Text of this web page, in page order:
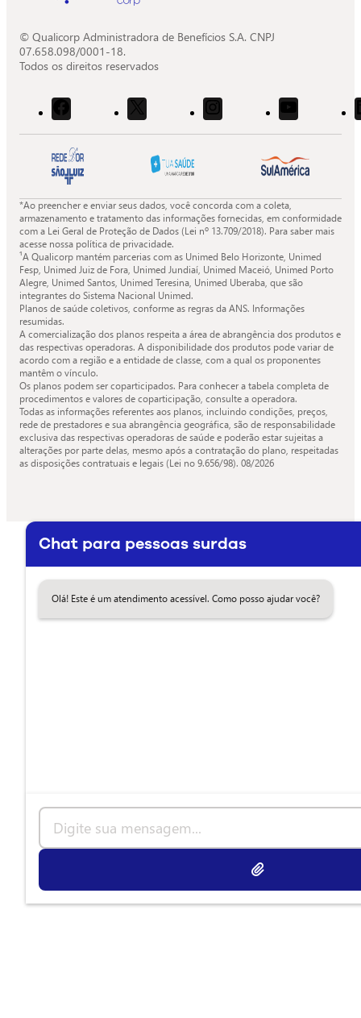
© Qualicorp Administradora de Benefícios S.A. CNPJ
07.658.098/0001-18.
Todos os direitos reservados
Acessar
o
Facebook
da
Quali.
Acessar
o
X
Quali.
Acessar
o
Instagram
Acessar
o
Youtube
Quali.
*Ao preencher e enviar seus dados, você concorda com a coleta,
armazenamento e tratamento das informações fornecidas, em conformidade
com a Lei Geral de Proteção de Dados (Lei nº 13.709/2018). Para saber mais
acesse nossa política de privacidade.
¹A Qualicorp mantém parcerias com as Unimed Belo Horizonte, Unimed
Fesp, Unimed Juiz de Fora, Unimed Jundiaí, Unimed Maceió, Unimed Porto
Alegre, Unimed Santos, Unimed Teresina, Unimed Uberaba, que são
integrantes do Sistema Nacional Unimed.
Planos de saúde coletivos, conforme as regras da ANS. Informações
resumidas.
A comercialização dos planos respeita a área de abrangência dos produtos e
das respectivas operadoras. A disponibilidade dos produtos pode variar de
acordo com a região e a entidade de classe, com a qual os proponentes
mantêm o vínculo.
Os planos podem ser coparticipados. Para conhecer a tabela completa de
procedimentos e valores de coparticipação, consulte a operadora.
Todas as informações referentes aos planos, incluindo condições, preços,
rede de prestadores e sua abrangência geográfica, são de responsabilidade
exclusiva das respectivas operadoras de saúde e poderão estar sujeitas a
alterações por parte delas, mesmo após a contratação do plano, respeitadas
as disposições contratuais e legais (Lei no 9.656/98). 08/2026
Chat para pessoas surdas
Olá! Este é um atendimento acessível. Como posso ajudar você?